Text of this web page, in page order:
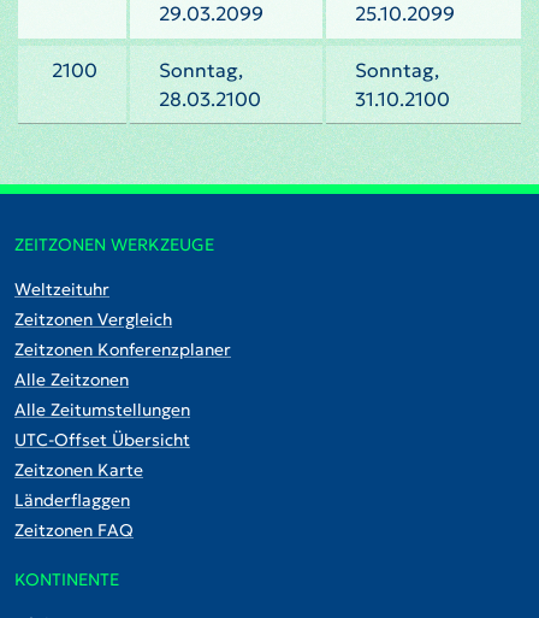
29.03.2099
25.10.2099
2100
Sonntag,
28.03.2100
Sonntag,
31.10.2100
ZEITZONEN WERKZEUGE
Weltzeituhr
Zeitzonen Vergleich
Zeitzonen Konferenzplaner
Alle Zeitzonen
Alle Zeitumstellungen
UTC-Offset Übersicht
Zeitzonen Karte
Länderflaggen
Zeitzonen FAQ
KONTINENTE